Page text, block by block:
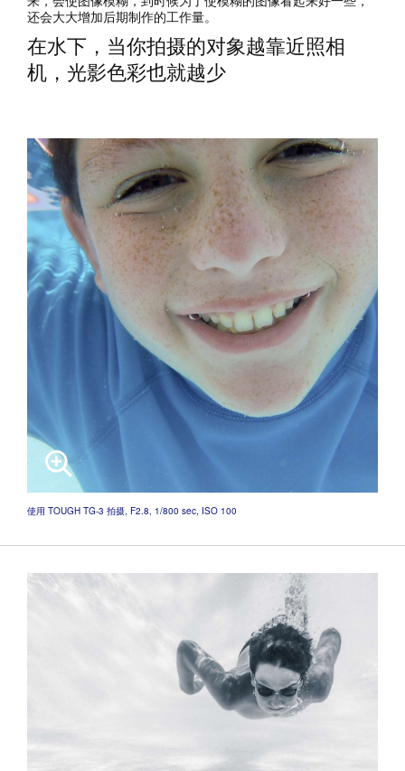
还会大大增加后期制作的工作量。
在水下，当你拍摄的对象越靠近照相
机，光影色彩也就越少
使用 TOUGH TG-3 拍摄, F2.8, 1/800 sec, ISO 100